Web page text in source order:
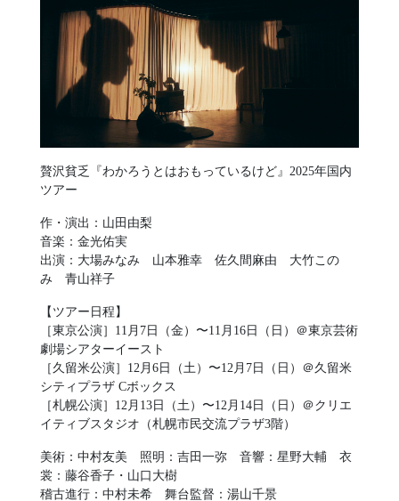
贅沢貧乏『わかろうとはおもっているけど』2025年国内
ツアー
作・演出：山田由梨
音楽：金光佑実
出演：大場みなみ 山本雅幸 佐久間麻由 大竹この
み 青山祥子
【ツアー日程】
［東京公演］11月7日（金）〜11月16日（日）＠東京芸術
劇場シアターイースト
［久留米公演］12月6日（土）〜12月7日（日）＠久留米
シティプラザ Cボックス
［札幌公演］12月13日（土）〜12月14日（日）＠クリエ
イティブスタジオ（札幌市民交流プラザ3階）
美術：中村友美 照明：吉田一弥 音響：星野大輔 衣
裳：藤谷香子・山口大樹
稽古進行：中村未希 舞台監督：湯山千景